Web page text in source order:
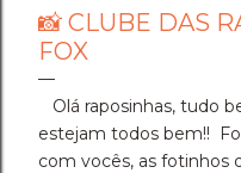
📸 CLUBE DAS
FOX
Olá raposinhas, tudo
estejam todos bem!!
com vocês, as fotinhos